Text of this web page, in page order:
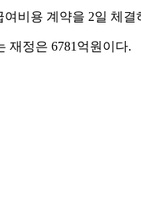
비용 계약을 2일 체
재정은 6781억원이다.